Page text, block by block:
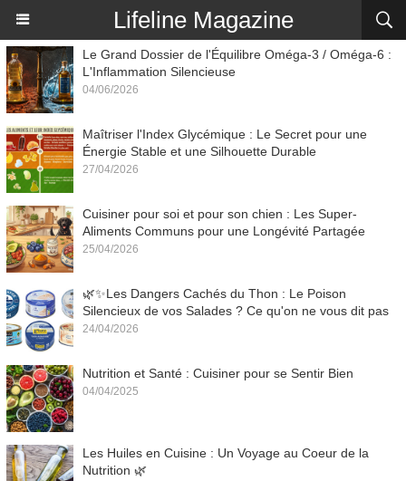
Lifeline Magazine
Le Grand Dossier de l'Équilibre Oméga-3 / Oméga-6 :
L'Inflammation Silencieuse
04/06/2026
Maîtriser l'Index Glycémique : Le Secret pour une
Énergie Stable et une Silhouette Durable
27/04/2026
Cuisiner pour soi et pour son chien : Les Super-
Aliments Communs pour une Longévité Partagée
25/04/2026
🌿✨Les Dangers Cachés du Thon : Le Poison
Silencieux de vos Salades ? Ce qu'on ne vous dit pas
24/04/2026
Nutrition et Santé : Cuisiner pour se Sentir Bien
04/04/2025
Les Huiles en Cuisine : Un Voyage au Coeur de la
Nutrition 🌿